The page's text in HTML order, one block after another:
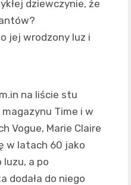
dziewczynie, że
jej wrodzony luz i
na liście stu
Time i w
Vogue, Marie Claire
w latach 60 jako
luzu, a po
dodała do niego